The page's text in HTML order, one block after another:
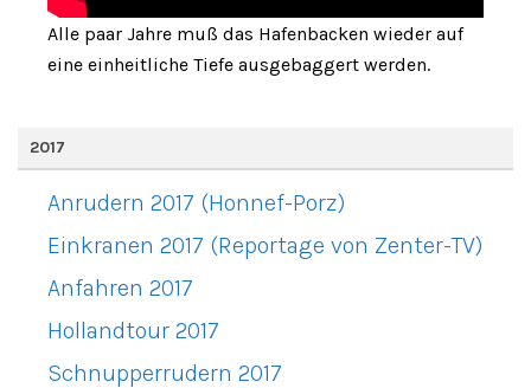
Alle paar Jahre muß das Hafenbacken wieder auf
eine einheitliche Tiefe ausgebaggert werden.
2017
Anrudern 2017 (Honnef-Porz)
Einkranen 2017 (Reportage von Zenter-TV)
Anfahren 2017
Hollandtour 2017
Schnupperrudern 2017